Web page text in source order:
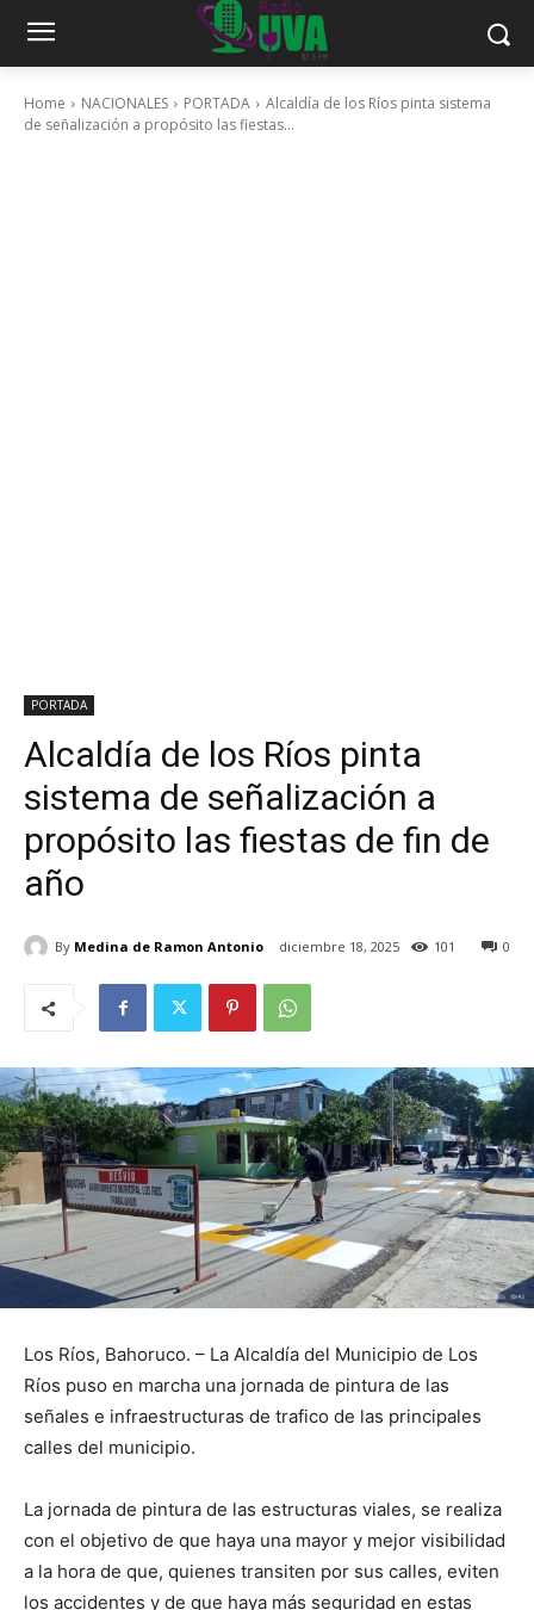
Home NACIONALES PORTADA
Alcaldía de los Ríos pinta sistema
de señalización a propósito las fiestas...
PORTADA
Alcaldía de los Ríos pinta
sistema de señalización a
propósito las fiestas de fin de
año
By Medina de Ramon Antonio diciembre 18, 2025 0
101
Los Ríos, Bahoruco. – La Alcaldía del Municipio de Los
Ríos puso en marcha una jornada de pintura de las
señales e infraestructuras de trafico de las principales
calles del municipio.
La jornada de pintura de las estructuras viales, se realiza
con el objetivo de que haya una mayor y mejor visibilidad
a la hora de que, quienes transiten por sus calles, eviten
los accidentes y de que haya más seguridad en estas